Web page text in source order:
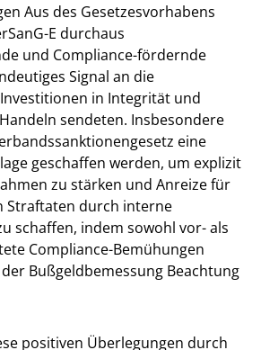
Aus des Gesetzesvorhabens
E durchaus
und Compliance-fördernde
Signal an die
in Integrität und
sendeten. Insbesondere
eine
geschaffen werden, um explizit
zu stärken und Anreize für
Straftaten durch interne
schaffen, indem sowohl vor- als
Compliance-Bemühungen
Bußgeldbemessung Beachtung
positiven Überlegungen durch